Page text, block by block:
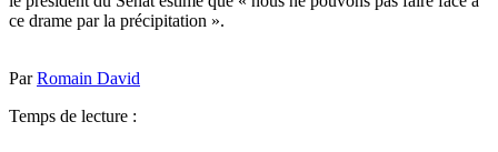
ce drame par la précipitation ».
ParRomain David
Temps de lecture :